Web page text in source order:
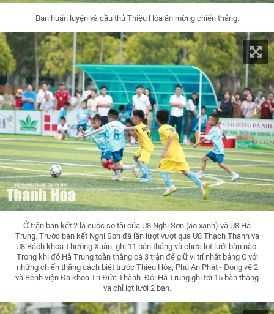
Ban huấn luyện và cầu thủ Thiệu Hóa ăn mừng chiến thắng.
Ở trận bán kết 2 là cuộc so tài của U8 Nghi Sơn (áo xanh) và U8 Hà
Trung. Trước bán kết Nghi Sơn đã lần lượt vượt qua U8 Thạch Thành và
U8 Bách khoa Thường Xuân, ghi 11 bàn thắng và chưa lọt lưới bàn nào.
Trong khi đó Hà Trung toàn thắng cả 3 trận để giữ vị trí nhất bảng C với
những chiến thắng cách biệt trước Thiệu Hóa, Phú An Phát - Đông vệ 2
và Bệnh viện Đa khoa Trí Đức Thành. Đội Hà Trung ghi tới 15 bàn thắng
và chỉ lọt lưới 2 bàn.